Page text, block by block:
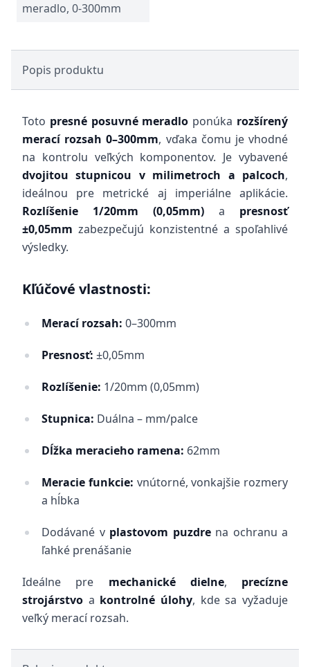
meradlo, 0-300mm
Popis produktu
Toto presné posuvné meradlo ponúka rozšírený
merací rozsah 0–300mm, vďaka čomu je vhodné
na kontrolu veľkých komponentov. Je vybavené
dvojitou stupnicou v milimetroch a palcoch,
ideálnou pre metrické aj imperiálne aplikácie.
Rozlíšenie 1/20mm (0,05mm) a presnosť
±0,05mm zabezpečujú konzistentné a spoľahlivé
výsledky.
Kľúčové vlastnosti:
Merací rozsah: 0–300mm
Presnosť: ±0,05mm
Rozlíšenie: 1/20mm (0,05mm)
Stupnica: Duálna – mm/palce
Dĺžka meracieho ramena: 62mm
Meracie funkcie: vnútorné, vonkajšie rozmery
a hĺbka
Dodávané v plastovom puzdrena ochranu a
ľahké prenášanie
Ideálne pre mechanické dielne, precízne
strojárstvo a kontrolné úlohy, kde sa vyžaduje
veľký merací rozsah.